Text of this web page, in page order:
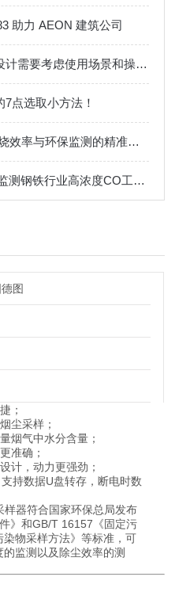
助力 AEON 建筑公司
食用油品质检测仪的结构设计需要考虑使用场景和操作方便性
点选取小方法！
Testo烟气分析仪：工业燃烧效率与环保监测的精准工具
应用讲解｜testo 370 助力监测钢铁行业高浓度CO工况中SO2排放
图
；
尘采样；
烟气中水分含量；
准确；
计，动力更强劲；
持数据U盘转存，断电时数
器符合国家环保总局发布
》和GB/T 16157《固定污
物采样方法》等标准，可
监测以及除尘效率的测